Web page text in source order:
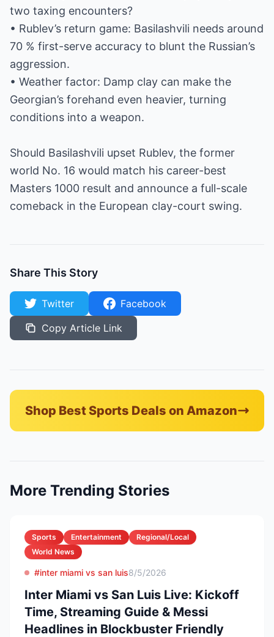
two taxing encounters?
• Rublev’s return game: Basilashvili needs around
70 % first-serve accuracy to blunt the Russian’s
aggression.
• Weather factor: Damp clay can make the
Georgian’s forehand even heavier, turning
conditions into a weapon.
Should Basilashvili upset Rublev, the former
world No. 16 would match his career-best
Masters 1000 result and announce a full-scale
comeback in the European clay-court swing.
Share This Story
Twitter
Facebook
Copy Article Link
Shop Best Sports Deals on Amazon
More Trending Stories
Sports Entertainment
Regional/Local
World News
#inter miami vs san luis8/5/2026
Inter Miami vs San Luis Live: Kickoff
Time, Streaming Guide & Messi
Headlines in Blockbuster Friendly